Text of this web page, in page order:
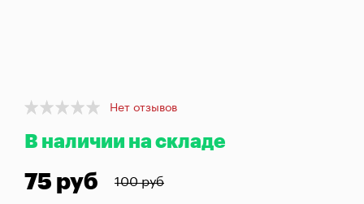
Домашнее
Item
of
Нет отзывов
В наличии на складе
75 руб 100 руб